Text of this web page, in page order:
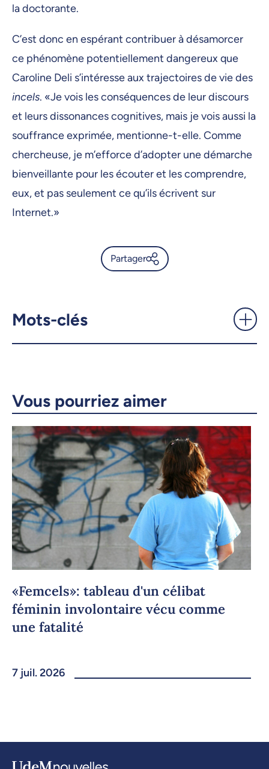
la doctorante.
C’est donc en espérant contribuer à désamorcer
ce phénomène potentiellement dangereux que
Caroline Deli s’intéresse aux trajectoires de vie des
incels. «Je vois les conséquences de leur discours
et leurs dissonances cognitives, mais je vois aussi la
souffrance exprimée, mentionne-t-elle. Comme
chercheuse, je m’efforce d’adopter une démarche
bienveillante pour les écouter et les comprendre,
eux, et pas seulement ce qu’ils écrivent sur
Internet.»
Partager
Copier le lien
Mots-clés
Vous pourriez aimer
«Femcels»: tableau d'un célibat
féminin involontaire vécu comme
une fatalité
7 juil. 2026